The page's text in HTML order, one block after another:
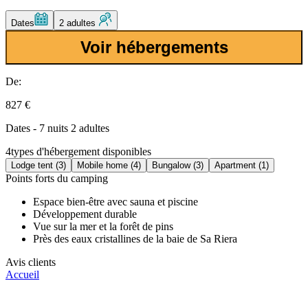
Dates 2 adultes
Voir hébergements
De:
827 €
Dates - 7 nuits 2 adultes
4types d'hébergement disponibles
Lodge tent (3) Mobile home (4) Bungalow (3) Apartment (1)
Points forts du camping
Espace bien-être avec sauna et piscine
Développement durable
Vue sur la mer et la forêt de pins
Près des eaux cristallines de la baie de Sa Riera
Avis clients
Accueil